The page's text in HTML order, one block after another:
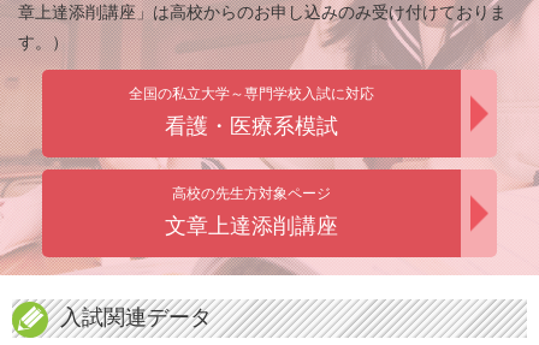
章上達添削講座」は高校からのお申し込みのみ受け付けておりま
す。）
全国の私立大学～専門学校入試に対応
看護・医療系模試
高校の先生方対象ページ
文章上達添削講座
入試関連データ